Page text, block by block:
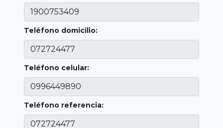
Teléfono domicilio:
Teléfono celular:
Teléfono referencia: